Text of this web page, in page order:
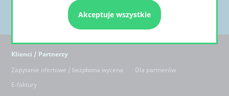
Klienci / Partnerzy
Zapytanie ofertowe / bezpłatna wycena
Dla partnerów
E-faktury
Akceptuje wszystkie